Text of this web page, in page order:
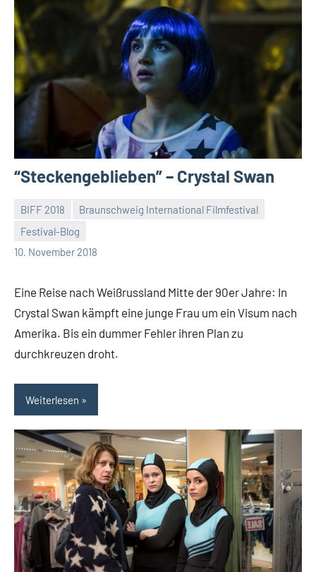
“Steckengeblieben” – Crystal Swan
BIFF 2018
Braunschweig International Filmfestival
Festival-Blog
10. November 2018
Mike
Rumpf
Keine
Kommentare
Eine Reise nach Weißrussland Mitte der 90er Jahre: In
Crystal Swan kämpft eine junge Frau um ein Visum nach
Amerika. Bis ein dummer Fehler ihren Plan zu
durchkreuzen droht.
Weiterlesen